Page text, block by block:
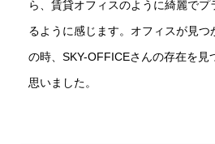
ら、賃貸オフィスのように綺麗で
るように感じます。オフィスが見つ
の時、SKY-OFFICEさんの存在を見
思いました。